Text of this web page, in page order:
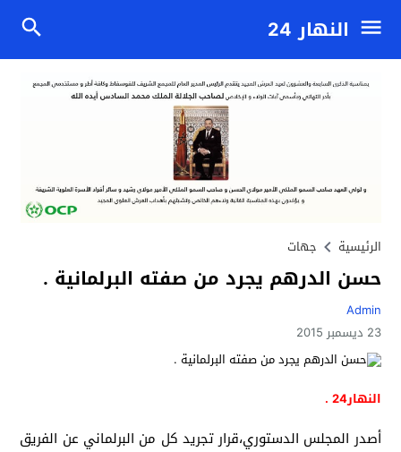
النهار 24
الرئيسية جهات
حسن الدرهم يجرد من صفته البرلمانية .
Admin
23 ديسمبر 2015
النهار24 .
أصدر المجلس الدستوري،قرار تجريد كل من البرلماني عن الفريق